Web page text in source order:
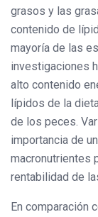
grasos y las
contenido de
mayoría de las
investigaciones
alto contenido
lípidos de la
de los peces.
importancia de
macronutrientes
rentabilidad de
En comparación